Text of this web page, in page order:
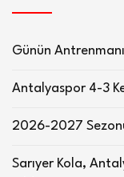
Günün
Antalyaspor 4-3
2026-2027
Sarıyer Kola,